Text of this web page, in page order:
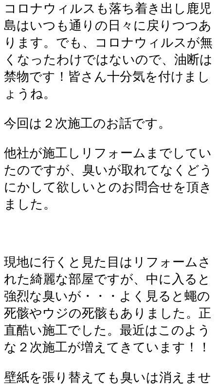
コロナウィルスも落ち着き出し鹿児
島はいつも通りの日々に戻りつつあ
ります。でも、コロナウィルスが無
くなったわけではないので、油断は
禁物です！皆さん十分気を付けまし
ょうね。
今回は２次施工のお話です。
他社が施工しリフォームまでしてい
たのですが、臭いが取れてなくどう
にかして欲しいとのお問合せを頂き
ました。
現地に行くと見た目はリフォームさ
れた綺麗な部屋ですが、中に入ると
強烈な臭いが・・・よく見ると蠅の
死骸やウジの死骸もありました。正
直酷い施工でした。最近はこのよう
な２次施工が増えてきています！！
壁紙を張り替えても臭いは消えませ